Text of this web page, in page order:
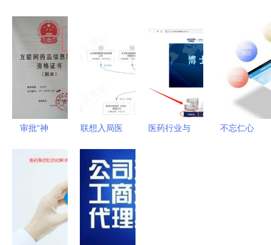
驱动模式兴
方或解禁
药品互联网
信息服务前
景可期
证办理条
件？详解核
与药品信息
服务合规路
信息服务的
数字化转型
指导意见的
6大关键
点！网络购
药服务升级
审批“神
员，我正紧
蹭“风口”
联想入局医
域，涉足医
疗器械与药
品互联网信
息服务
医药行业与
不忘仁心